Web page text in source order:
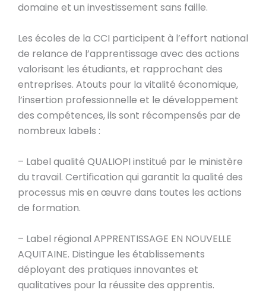
domaine et un investissement sans faille.
Les écoles de la CCI participent à l’effort national
de relance de l’apprentissage avec des actions
valorisant les étudiants, et rapprochant des
entreprises. Atouts pour la vitalité économique,
l’insertion professionnelle et le développement
des compétences, ils sont récompensés par de
nombreux labels :
– Label qualité QUALIOPI institué par le ministère
du travail. Certification qui garantit la qualité des
processus mis en œuvre dans toutes les actions
de formation.
– Label régional APPRENTISSAGE EN NOUVELLE
AQUITAINE. Distingue les établissements
déployant des pratiques innovantes et
qualitatives pour la réussite des apprentis.